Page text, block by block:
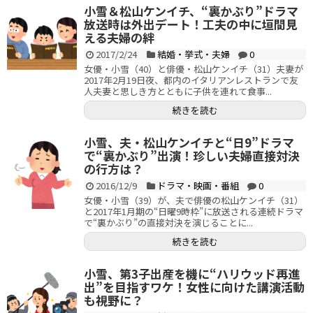
小雪＆松山ケンイチ、“裏かぶり”ドラマ
放送時は外出デート！工夫の中に垣間見
える夫婦の絆
2017/2/24 結婚・挙式・夫婦
0
女優・小雪（40）と俳優・松山ケンイチ（31）夫妻が
2017年2月19日夜、都内のイタリアンレストランで友
人夫妻と思しき方とともに子供を連れて食事...
続きを読む
小雪、夫・松山ケンイチと“日9”ドラマ
で“裏かぶり”出演！珍しい夫婦直接対決
の行方は？
2016/12/9 ドラマ・映画・番組
0
女優・小雪（39）が、夫で俳優の松山ケンイチ（31）
と2017年1月期の“日曜9時枠”に放送される連続ドラマ
で“裏かぶり”の直接対決を演じることに...
続きを読む
小雪、第3子出産を機に“ハリウッド再進
出”を目指すワケ！女性に向けた講演活動
も視野に？